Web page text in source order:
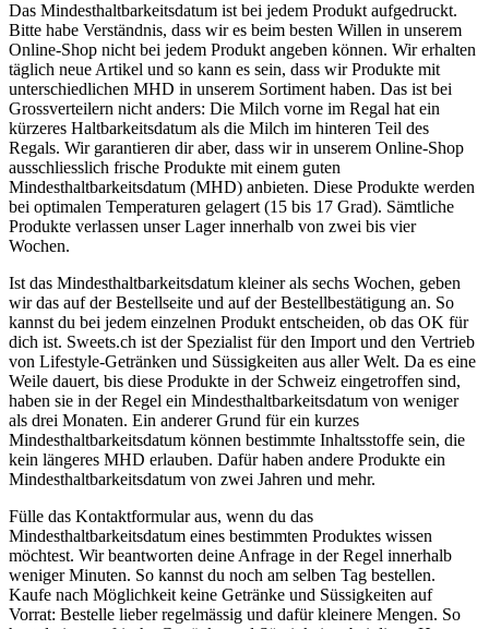
Das Mindesthaltbarkeitsdatum ist bei jedem Produkt aufgedruckt.
Bitte habe Verständnis, dass wir es beim besten Willen in unserem
Online-Shop nicht bei jedem Produkt angeben können. Wir erhalten
täglich neue Artikel und so kann es sein, dass wir Produkte mit
unterschiedlichen MHD in unserem Sortiment haben. Das ist bei
Grossverteilern nicht anders: Die Milch vorne im Regal hat ein
kürzeres Haltbarkeitsdatum als die Milch im hinteren Teil des
Regals. Wir garantieren dir aber, dass wir in unserem Online-Shop
ausschliesslich frische Produkte mit einem guten
Mindesthaltbarkeitsdatum (MHD) anbieten. Diese Produkte werden
bei optimalen Temperaturen gelagert (15 bis 17 Grad). Sämtliche
Produkte verlassen unser Lager innerhalb von zwei bis vier
Wochen.
Ist das Mindesthaltbarkeitsdatum kleiner als sechs Wochen, geben
wir das auf der Bestellseite und auf der Bestellbestätigung an. So
kannst du bei jedem einzelnen Produkt entscheiden, ob das OK für
dich ist. Sweets.ch ist der Spezialist für den Import und den Vertrieb
von Lifestyle-Getränken und Süssigkeiten aus aller Welt. Da es eine
Weile dauert, bis diese Produkte in der Schweiz eingetroffen sind,
haben sie in der Regel ein Mindesthaltbarkeitsdatum von weniger
als drei Monaten. Ein anderer Grund für ein kurzes
Mindesthaltbarkeitsdatum können bestimmte Inhaltsstoffe sein, die
kein längeres MHD erlauben. Dafür haben andere Produkte ein
Mindesthaltbarkeitsdatum von zwei Jahren und mehr.
Fülle das Kontaktformular aus, wenn du das
Mindesthaltbarkeitsdatum eines bestimmten Produktes wissen
möchtest. Wir beantworten deine Anfrage in der Regel innerhalb
weniger Minuten. So kannst du noch am selben Tag bestellen.
Kaufe nach Möglichkeit keine Getränke und Süssigkeiten auf
Vorrat: Bestelle lieber regelmässig und dafür kleinere Mengen. So